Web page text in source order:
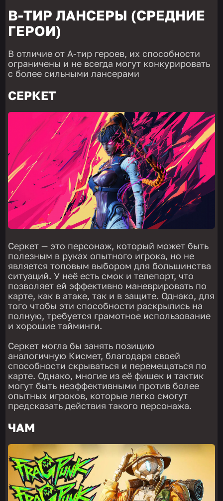
B-ТИР ЛАНСЕРЫ (СРЕДНИЕ
ГЕРОИ)
В отличие от A-тир героев, их способности
ограничены и не всегда могут конкурировать
с более сильными лансерами
СЕРКЕТ
Серкет — это персонаж, который может быть
полезным в руках опытного игрока, но не
является топовым выбором для большинства
ситуаций. У неё есть смок и телепорт, что
позволяет ей эффективно маневрировать по
карте, как в атаке, так и в защите. Однако, для
того чтобы эти способности раскрылись на
полную, требуется грамотное использование
и хорошие тайминги.
Серкет могла бы занять позицию
аналогичную Кисмет, благодаря своей
способности скрываться и перемещаться по
карте. Однако, многие из её фишек и тактик
могут быть неэффективными против более
опытных игроков, которые легко смогут
предсказать действия такого персонажа.
ЧАМ